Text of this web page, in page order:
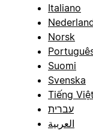
Italiano
Norsk
Suomi
Svenska
Tiếng Việt
עברית
العربية